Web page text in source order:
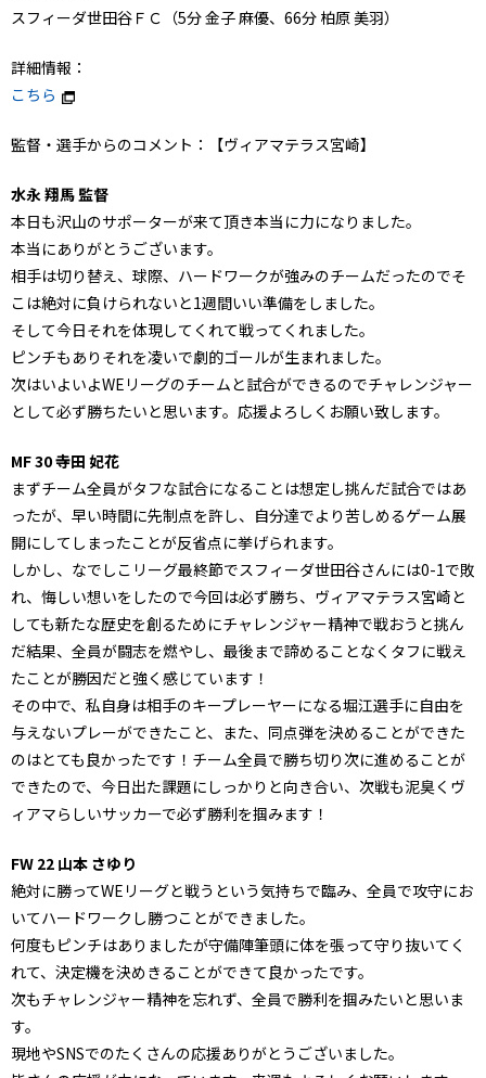
スフィーダ世田谷ＦＣ（5分 金子 麻優、66分 柏原 美羽）
詳細情報：
こちら
監督・選手からのコメント：【ヴィアマテラス宮崎】
水永 翔馬 監督
本日も沢山のサポーターが来て頂き本当に力になりました。
本当にありがとうございます。
相手は切り替え、球際、ハードワークが強みのチームだったのでそ
こは絶対に負けられないと1週間いい準備をしました。
そして今日それを体現してくれて戦ってくれました。
ピンチもありそれを凌いで劇的ゴールが生まれました。
次はいよいよWEリーグのチームと試合ができるのでチャレンジャー
として必ず勝ちたいと思います。応援よろしくお願い致します。
MF 30 寺田 妃花
まずチーム全員がタフな試合になることは想定し挑んだ試合ではあ
ったが、早い時間に先制点を許し、自分達でより苦しめるゲーム展
開にしてしまったことが反省点に挙げられます。
しかし、なでしこリーグ最終節でスフィーダ世田谷さんには0-1で敗
れ、悔しい想いをしたので今回は必ず勝ち、ヴィアマテラス宮崎と
しても新たな歴史を創るためにチャレンジャー精神で戦おうと挑ん
だ結果、全員が闘志を燃やし、最後まで諦めることなくタフに戦え
たことが勝因だと強く感じています！
その中で、私自身は相手のキープレーヤーになる堀江選手に自由を
与えないプレーができたこと、また、同点弾を決めることができた
のはとても良かったです！チーム全員で勝ち切り次に進めることが
できたので、今日出た課題にしっかりと向き合い、次戦も泥臭くヴ
ィアマらしいサッカーで必ず勝利を掴みます！
FW 22 山本 さゆり
絶対に勝ってWEリーグと戦うという気持ちで臨み、全員で攻守にお
いてハードワークし勝つことができました。
何度もピンチはありましたが守備陣筆頭に体を張って守り抜いてく
れて、決定機を決めきることができて良かったです。
次もチャレンジャー精神を忘れず、全員で勝利を掴みたいと思いま
す。
現地やSNSでのたくさんの応援ありがとうございました。